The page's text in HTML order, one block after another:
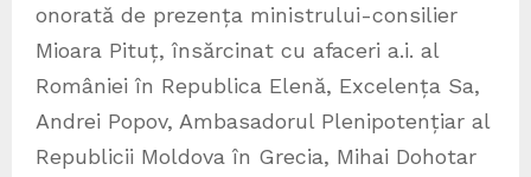
onorată de prezența ministrului-consilier
Mioara Pituț, însărcinat cu afaceri a.i. al
României în Republica Elenă, Excelența Sa,
Andrei Popov, Ambasadorul Plenipotențiar al
Republicii Moldova în Grecia, Mihai Dohotar